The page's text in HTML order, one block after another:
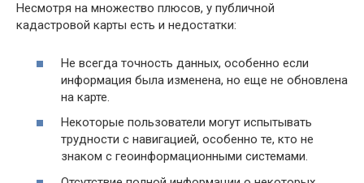
Несмотря на множество плюсов, у публичной
кадастровой карты есть и недостатки:
Не всегда точность данных, особенно если
информация была изменена, но еще не обновлена
на карте.
Некоторые пользователи могут испытывать
трудности с навигацией, особенно те, кто не
знаком с геоинформационными системами.